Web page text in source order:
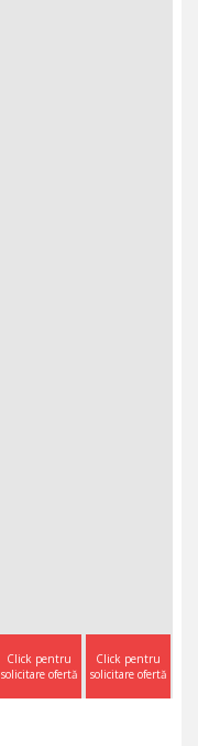
Click pentru
solicitare ofertă
Click pentru
solicitare ofertă